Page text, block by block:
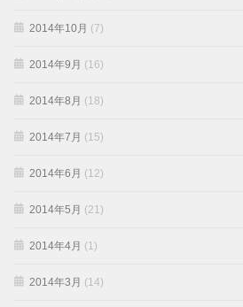
2014年10月 (7)
2014年9月 (16)
2014年8月 (18)
2014年7月 (15)
2014年6月 (12)
2014年5月 (21)
2014年4月 (1)
2014年3月 (14)